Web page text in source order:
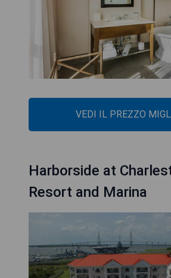
VEDI IL PREZZO
Harborside at
Resort and Marina